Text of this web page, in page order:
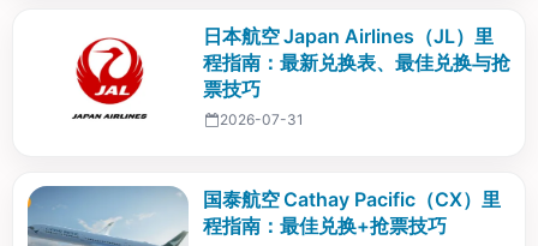
日本航空 Japan Airlines（JL）里
程指南：最新兑换表、最佳兑换与抢
票技巧
2026-07-31
国泰航空 Cathay Pacific（CX）里
程指南：最佳兑换+抢票技巧